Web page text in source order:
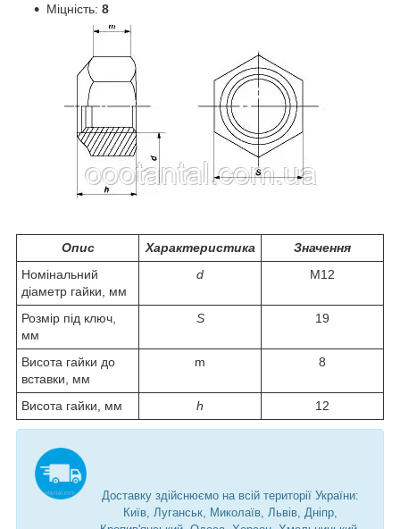
Міцність: 8
Опис Характеристика
Значення
Номінальний
діаметр гайки, мм
d M12
Розмір під ключ,
мм
S 19
Висота гайки до
вставки, мм
m 8
Висота гайки, мм h 12
Доставку здійснюємо на всій території України:
Київ, Луганськ, Миколаїв, Львів, Дніпр,